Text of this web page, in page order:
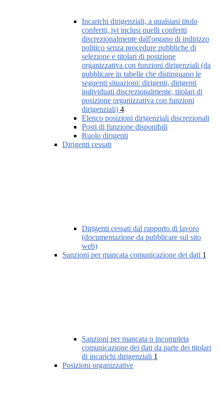
Incarichi dirigenziali, a qualsiasi titolo
conferiti, ivi inclusi quelli conferiti
discrezionalmente dall'organo di indirizzo
politico senza procedure pubbliche di
selezione e titolari di posizione
organizzativa con funzioni dirigenziali (da
pubblicare in tabelle che distinguano le
seguenti situazioni: dirigenti, dirigenti
individuati discrezionalmente, titolari di
posizione organizzativa con funzioni
dirigenziali) 4
Elenco posizioni dirigenziali discrezionali
Posti di funzione disponibili
Ruolo dirigenti
Dirigenti cessati
Dirigenti cessati dal rapporto di lavoro
(documentazione da pubblicare sul sito
web)
Sanzioni per mancata comunicazione dei dati 1
Sanzioni per mancata o incompleta
comunicazione dei dati da parte dei titolari
di incarichi dirigenziali 1
Posizioni organizzative